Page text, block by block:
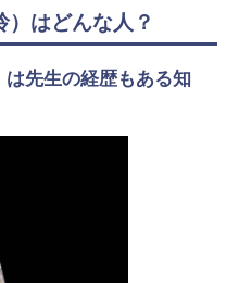
）はどんな人？
は先生の経歴もある知